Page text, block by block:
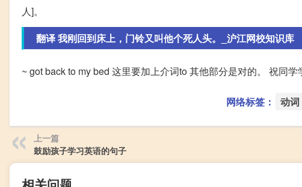
人]。
翻译 我刚回到床上，门铃又叫他个死人头。_沪江网校知识库
~ got back to my bed 这里要加上介词to 其他部分是对的。 祝同学
网络标签： 动词
上一篇
鼓励孩子学习英语的句子